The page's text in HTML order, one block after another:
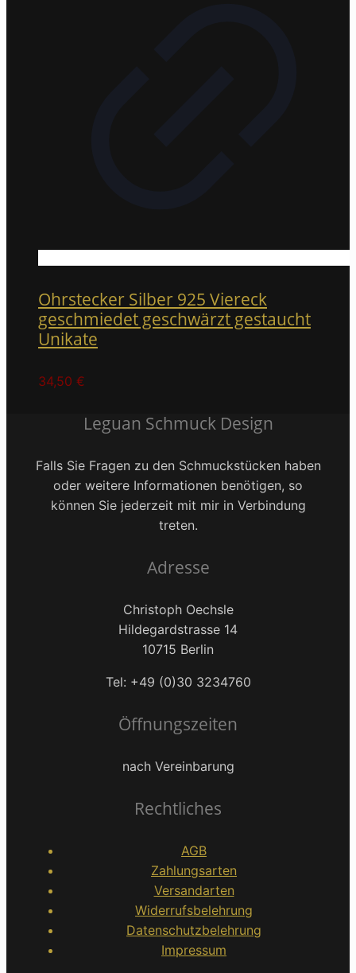
Ohrstecker Silber 925 Viereck
geschmiedet geschwärzt gestaucht
Unikate
34,50 €
Leguan Schmuck Design
Falls Sie Fragen zu den Schmuckstücken haben
oder weitere Informationen benötigen, so
können Sie jederzeit mit mir in Verbindung
treten.
Adresse
Christoph Oechsle
Hildegardstrasse 14
10715 Berlin
Tel: +49 (0)30 3234760
Öffnungszeiten
nach Vereinbarung
Rechtliches
AGB
Zahlungsarten
Versandarten
Widerrufsbelehrung
Datenschutzbelehrung
Impressum